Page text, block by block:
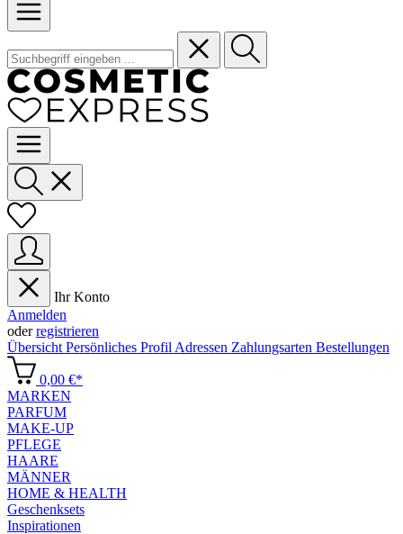
Ihr Konto
Anmelden
oderregistrieren
Übersicht Persönliches Profil Adressen Zahlungsarten Bestellungen
0,00 €*
MARKEN
PARFUM
MAKE-UP
PFLEGE
HAARE
MÄNNER
HOME & HEALTH
Geschenksets
Inspirationen